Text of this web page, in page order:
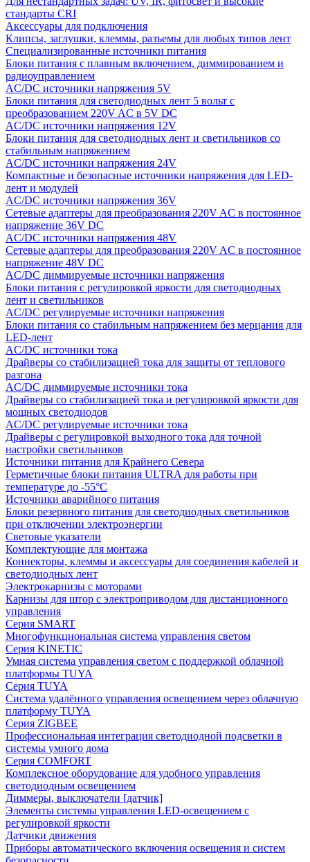
стандарты CRI
Аксессуары для подключения
Клипсы, заглушки, клеммы, разъемы для любых типов лент
Специализированные источники питания
Блоки питания с плавным включением, диммированием и
радиоуправлением
AC/DC источники напряжения 5V
Блоки питания для светодиодных лент 5 вольт с
преобразованием 220V AC в 5V DC
AC/DC источники напряжения 12V
Блоки питания для светодиодных лент и светильников со
стабильным напряжением
AC/DC источники напряжения 24V
Компактные и безопасные источники напряжения для LED-
лент и модулей
AC/DC источники напряжения 36V
Сетевые адаптеры для преобразования 220V AC в постоянное
напряжение 36V DC
AC/DC источники напряжения 48V
Сетевые адаптеры для преобразования 220V AC в постоянное
напряжение 48V DC
AC/DC диммируемые источники напряжения
Блоки питания с регулировкой яркости для светодиодных
лент и светильников
AC/DC регулируемые источники напряжения
Блоки питания со стабильным напряжением без мерцания для
LED-лент
AC/DC источники тока
Драйверы со стабилизацией тока для защиты от теплового
разгона
AC/DC диммируемые источники тока
Драйверы со стабилизацией тока и регулировкой яркости для
мощных светодиодов
AC/DC регулируемые источники тока
Драйверы с регулировкой выходного тока для точной
настройки светильников
Источники питания для Крайнего Севера
Герметичные блоки питания ULTRA для работы при
температуре до -55°C
Источники аварийного питания
Блоки резервного питания для светодиодных светильников
при отключении электроэнергии
Световые указатели
Комплектующие для монтажа
Коннекторы, клеммы и аксессуары для соединения кабелей и
светодиодных лент
Электрокарнизы с моторами
Карнизы для штор с электроприводом для дистанционного
управления
Серия SMART
Многофункциональная система управления светом
Серия KINETIC
Умная система управления светом с поддержкой облачной
платформы TUYA
Серия TUYA
Система удалённого управления освещением через облачную
платформу TUYA
Серия ZIGBEE
Профессиональная интеграция светодиодной подсветки в
системы умного дома
Серия COMFORT
Комплексное оборудование для удобного управления
светодиодным освещением
Диммеры, выключатели [датчик]
Элементы системы управления LED-освещением с
регулировкой яркости
Датчики движения
Приборы автоматического включения освещения и систем